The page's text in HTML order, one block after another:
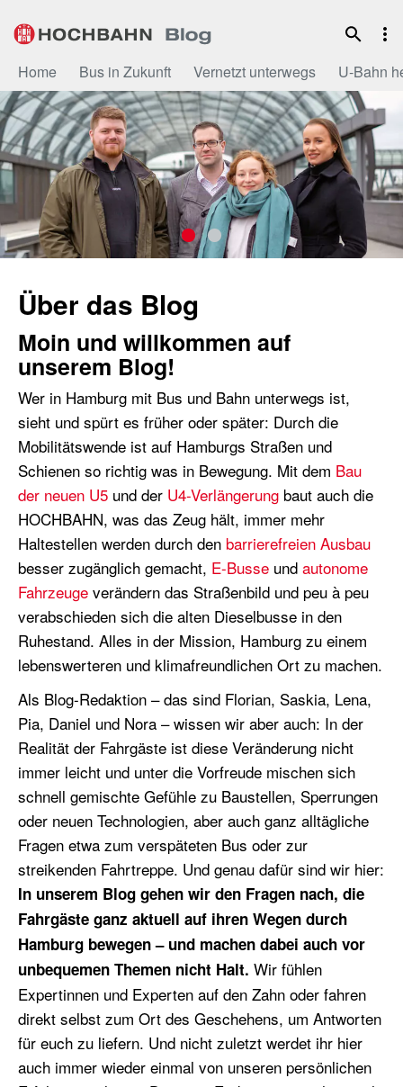
Inhalt
Home Bus in Zukunft Vernetzt unterwegs U-Bahn
Über das Blog
Moin und willkommen auf
unserem Blog!
Wer in Hamburg mit Bus und Bahn unterwegs ist,
sieht und spürt es früher oder später: Durch die
Mobilitätswende ist auf Hamburgs Straßen und
Schienen so richtig was in Bewegung. Mit dem Bau
der neuen U5 und der U4-Verlängerung baut auch die
HOCHBAHN, was das Zeug hält, immer mehr
Haltestellen werden durch den barrierefreien Ausbau
besser zugänglich gemacht, E-Busse und autonome
Fahrzeuge verändern das Straßenbild und peu à peu
verabschieden sich die alten Dieselbusse in den
Ruhestand. Alles in der Mission, Hamburg zu einem
lebenswerteren und klimafreundlichen Ort zu machen.
Als Blog-Redaktion – das sind Florian, Saskia, Lena,
Pia, Daniel und Nora – wissen wir aber auch: In der
Realität der Fahrgäste ist diese Veränderung nicht
immer leicht und unter die Vorfreude mischen sich
schnell gemischte Gefühle zu Baustellen, Sperrungen
oder neuen Technologien, aber auch ganz alltägliche
Fragen etwa zum verspäteten Bus oder zur
streikenden Fahrtreppe. Und genau dafür sind wir hier:
In unserem Blog gehen wir den Fragen nach, die
Fahrgäste ganz aktuell auf ihren Wegen durch
Hamburg bewegen – und machen dabei auch vor
unbequemen Themen nicht Halt. Wir fühlen
Expertinnen und Experten auf den Zahn oder fahren
direkt selbst zum Ort des Geschehens, um Antworten
für euch zu liefern. Und nicht zuletzt werdet ihr hier
auch immer wieder einmal von unseren persönlichen